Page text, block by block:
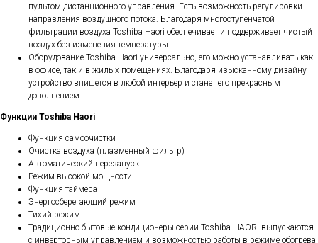
пультом дистанционного управления. Есть возможность регулировки
направления воздушного потока. Благодаря многоступенчатой ​​
фильтрации воздуха Toshiba Haori обеспечивает и поддерживает чистый
воздух без изменения температуры.
Оборудование Toshiba Haori универсально, его можно устанавливать как
в офисе, так и в жилых помещениях. Благодаря изысканному дизайну
устройство впишется в любой интерьер и станет его прекрасным
дополнением.
Функции Toshiba Haori
Функция самоочистки
Очистка воздуха (плазменный фильтр)
Автоматический перезапуск
Режим высокой мощности
Функция таймера
Энергосберегающий режим
Тихий режим
Традиционно бытовые кондиционеры серии Toshiba HAORI выпускаются
с инверторным управлением и возможностью работы в режиме обогрева